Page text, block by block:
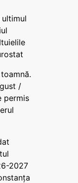
/
permis
2027